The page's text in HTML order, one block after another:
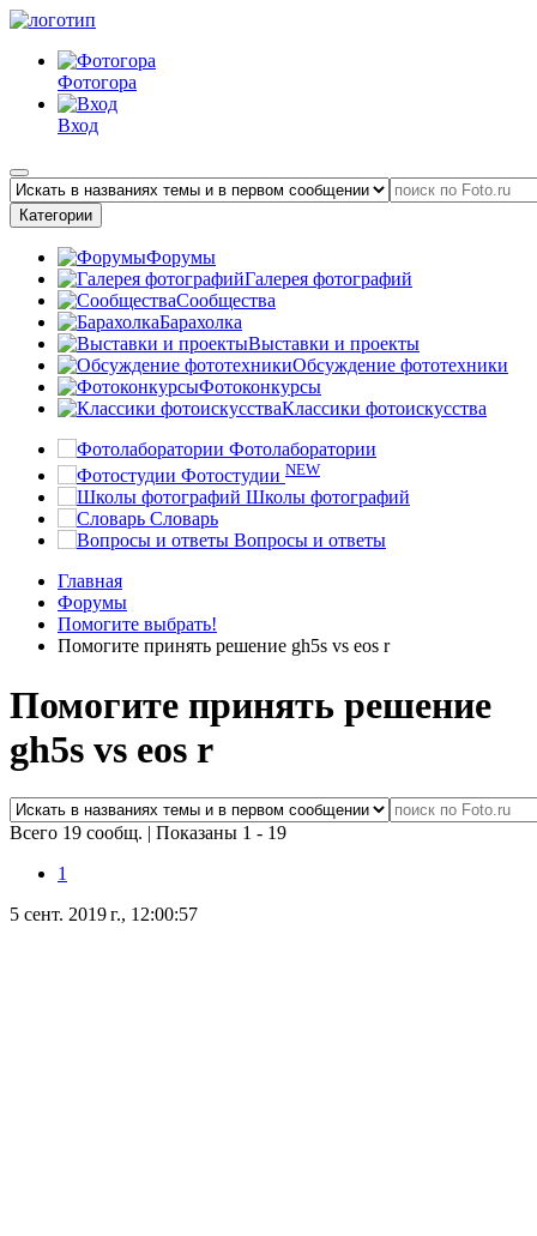
Фотогора
Вход
Категории
Форумы
Галерея фотографий
Сообщества
Барахолка
Выставки и проекты
Обсуждение фототехники
Фотоконкурсы
Классики фотоискусства
Фотолаборатории
Фотостудии NEW
Школы фотографий
Словарь
Вопросы и ответы
Главная
Форумы
Помогите выбрать!
Помогите принять решение gh5s vs eos r
Помогите принять решение
gh5s vs eos r
Всего 19 сообщ. | Показаны 1 - 19
1
5 сент. 2019 г., 12:00:57